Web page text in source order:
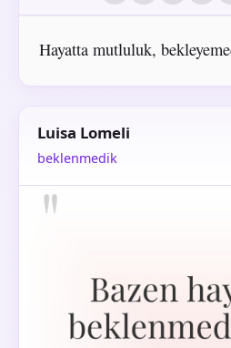
Hayatta mutluluk,
Luisa Lomeli
beklenmedik